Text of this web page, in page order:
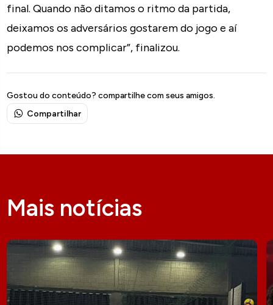
final. Quando não ditamos o ritmo da partida,
deixamos os adversários gostarem do jogo e aí
podemos nos complicar”, finalizou.
Gostou do conteúdo? compartilhe com seus amigos.
Compartilhar
Mais notícias